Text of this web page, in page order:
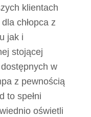
klientach
chłopca z
jak i
stojącej
w
z pewnością
to spełni
oświetli